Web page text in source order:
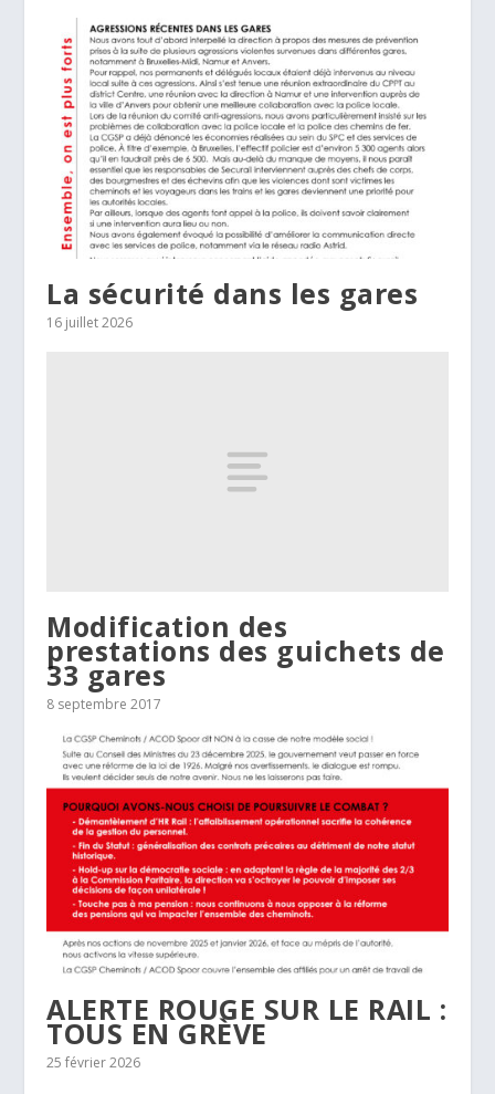
La sécurité dans les gares
16 juillet 2026
Modification des
prestations des guichets de
33 gares
8 septembre 2017
ALERTE ROUGE SUR LE RAIL :
TOUS EN GRÈVE
25 février 2026